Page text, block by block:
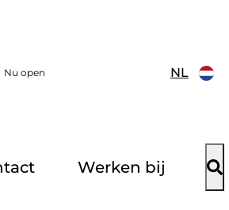
Nu open NL
Werken bij